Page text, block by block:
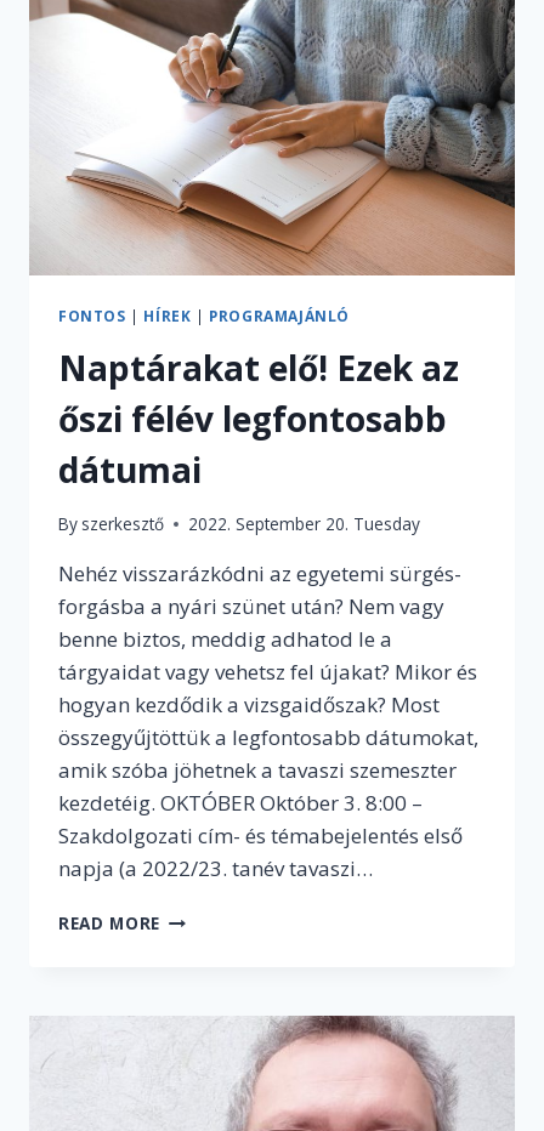
LEGFONTOSABB
DÁTUMAI
FONTOS | HÍREK | PROGRAMAJÁNLÓ
Naptárakat elő! Ezek az
őszi félév legfontosabb
dátumai
By szerkesztő 2022. September 20. Tuesday
Nehéz visszarázkódni az egyetemi sürgés-
forgásba a nyári szünet után? Nem vagy
benne biztos, meddig adhatod le a
tárgyaidat vagy vehetsz fel újakat? Mikor és
hogyan kezdődik a vizsgaidőszak? Most
összegyűjtöttük a legfontosabb dátumokat,
amik szóba jöhetnek a tavaszi szemeszter
kezdetéig. OKTÓBER Október 3. 8:00 –
Szakdolgozati cím- és témabejelentés első
napja (a 2022/23. tanév tavaszi…
READ MORE NAPTÁRAKAT
ŐSZI
LEGFONTOSABB
DÁTUMAI